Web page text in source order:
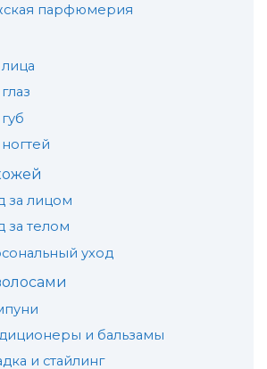
парфюмерия
за лицом
за телом
уход
и бальзамы
и стайлинг